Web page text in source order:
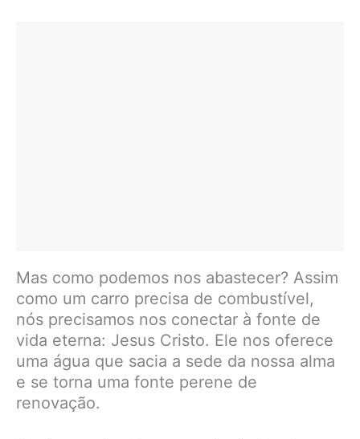
Mas como podemos nos abastecer? Assim
como um carro precisa de combustível,
nós precisamos nos conectar à fonte de
vida eterna: Jesus Cristo. Ele nos oferece
uma água que sacia a sede da nossa alma
e se torna uma fonte perene de
renovação.